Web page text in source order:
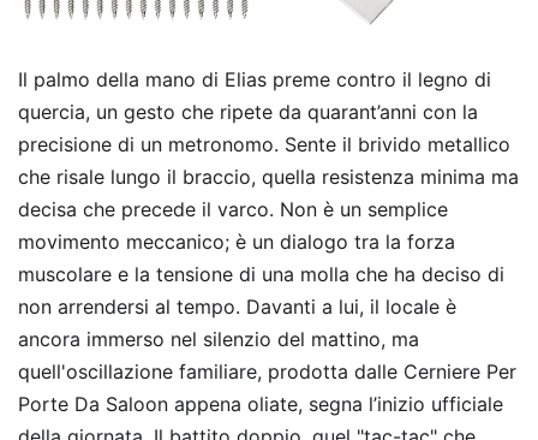
Il palmo della mano di Elias preme contro il legno di
quercia, un gesto che ripete da quarant’anni con la
precisione di un metronomo. Sente il brivido metallico
che risale lungo il braccio, quella resistenza minima ma
decisa che precede il varco. Non è un semplice
movimento meccanico; è un dialogo tra la forza
muscolare e la tensione di una molla che ha deciso di
non arrendersi al tempo. Davanti a lui, il locale è
ancora immerso nel silenzio del mattino, ma
quell'oscillazione familiare, prodotta dalle Cerniere Per
Porte Da Saloon appena oliate, segna l’inizio ufficiale